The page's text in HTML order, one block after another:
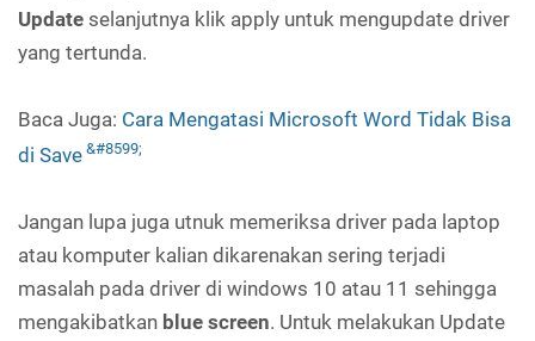
Update selanjutnya klik apply untuk mengupdate driver
yang tertunda.
Baca Juga: Cara Mengatasi Microsoft Word Tidak Bisa
di Save
Jangan lupa juga utnuk memeriksa driver pada laptop
atau komputer kalian dikarenakan sering terjadi
masalah pada driver di windows 10 atau 11 sehingga
mengakibatkan blue screen. Untuk melakukan Update